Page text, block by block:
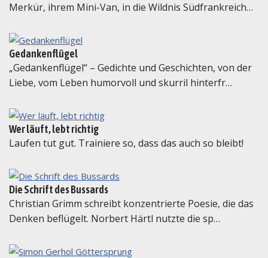
Merkür, ihrem Mini-Van, in die Wildnis Südfrankreich…
Gedankenflügel
„Gedankenflügel“ – Gedichte und Geschichten, von der
Liebe, vom Leben humorvoll und skurril hinterfr…
Wer läuft, lebt richtig
Laufen tut gut. Trainiere so, dass das auch so bleibt!
Die Schrift des Bussards
Christian Grimm schreibt konzentrierte Poesie, die das
Denken beflügelt. Norbert Härtl nutzte die sp…